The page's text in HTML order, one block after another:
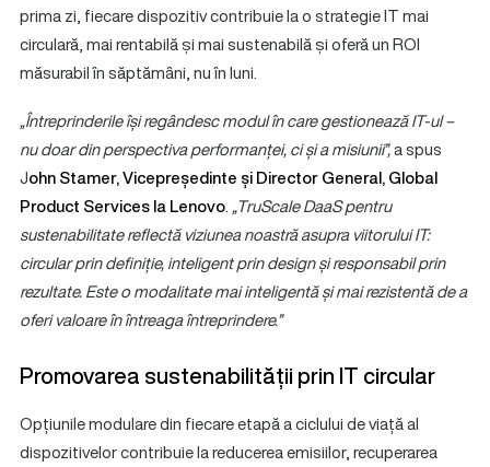
prima zi, fiecare dispozitiv contribuie la o strategie IT mai
circulară, mai rentabilă și mai sustenabilă și oferă un ROI
măsurabil în săptămâni, nu în luni.
„Întreprinderile își regândesc modul în care gestionează IT-ul –
nu doar din perspectiva performanței, ci și a misiunii”,a spus
John Stamer, Vicepreședinte și Director General, Global
Product Services la Lenovo.„TruScale DaaS pentru
sustenabilitate reflectă viziunea noastră asupra viitorului IT:
circular prin definiție, inteligent prin design și responsabil prin
rezultate. Este o modalitate mai inteligentă și mai rezistentă de a
oferi valoare în întreaga întreprindere.”
Promovarea sustenabilității prin IT circular
Opțiunile modulare din fiecare etapă a ciclului de viață al
dispozitivelor contribuie la reducerea emisiilor, recuperarea